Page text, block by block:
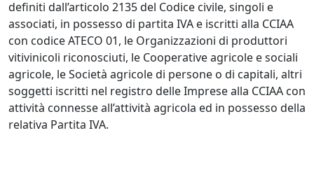
definiti dall’articolo 2135 del Codice civile, singoli e
associati, in possesso di partita IVA e iscritti alla CCIAA
con codice ATECO 01, le Organizzazioni di produttori
vitivinicoli riconosciuti, le Cooperative agricole e sociali
agricole, le Società agricole di persone o di capitali, altri
soggetti iscritti nel registro delle Imprese alla CCIAA con
attività connesse all’attività agricola ed in possesso della
relativa Partita IVA.